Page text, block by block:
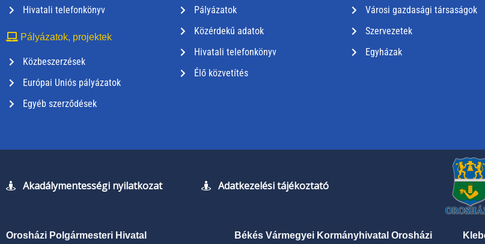
Hivatali telefonkönyv
Pályázatok, projektek
Közbeszerzések
Európai Uniós pályázatok
Egyéb szerződések
Pályázatok
Közérdekű adatok
Hivatali telefonkönyv
Élő közvetítés
Városi gazdasági társaságok
Szervezetek
Egyházak
Akadálymentességi nyilatkozat Adatkezelési tájékoztató
Orosházi Polgármesteri Hivatal Békés Vármegyei Kormányhivatal Orosházi